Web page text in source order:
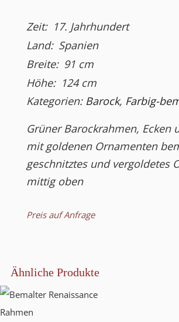
Zeit: 17. Jahrhundert
Land: Spanien
Breite: 91cm
Höhe: 124cm
Kategorien: Barock, Farbig-
Grüner Barockrahmen, Ecken
mit goldenen Ornamenten
geschnitztes und vergoldetes
mittig oben
Preis auf Anfrage
Ähnliche Produkte